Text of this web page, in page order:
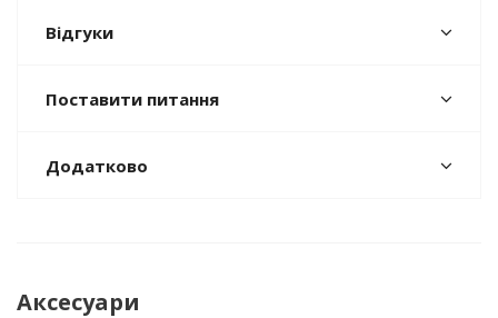
Відгуки
Поставити питання
Додатково
Аксесуари